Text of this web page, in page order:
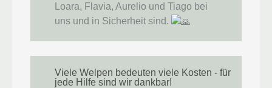
Loara, Flavia, Aurelio und Tiago bei
uns und in Sicherheit sind.
Viele Welpen bedeuten viele Kosten - für
jede Hilfe sind wir dankbar!